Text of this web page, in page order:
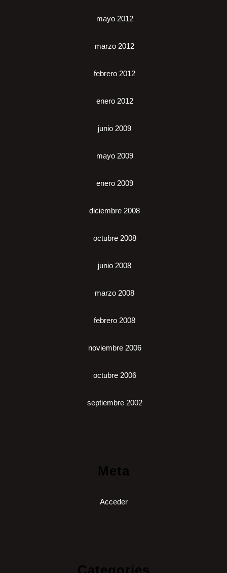
mayo 2012
marzo 2012
febrero 2012
enero 2012
junio 2009
mayo 2009
enero 2009
diciembre 2008
octubre 2008
junio 2008
marzo 2008
febrero 2008
noviembre 2006
octubre 2006
septiembre 2002
Meta
Acceder